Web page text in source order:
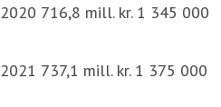
2020 716,8 mill. kr. 1 345 000
2021 737,1 mill. kr. 1 375 000